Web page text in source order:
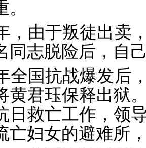
，由于叛徒出卖
同志脱险后，自
全国抗战爆发后
黄君珏保释出狱
日救亡工作，领
亡妇女的避难所